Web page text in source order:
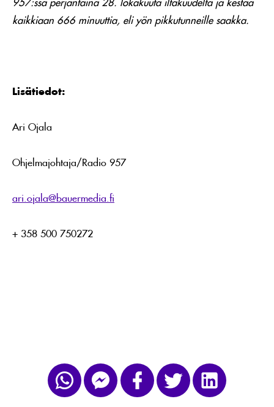
kaikkiaan 666 minuuttia, eli yön pikkutunneille saakka.
Lisätiedot:
Ari Ojala
Ohjelmajohtaja/Radio 957
ari.ojala@bauermedia.fi
+ 358 500 750272